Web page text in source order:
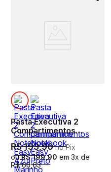
Pasta Executiva 2
Compartimentos
Notebook Easy Azul
Marinho
R$193,90no Pix
ouR$ 199,90 em 3x de
R$ 66,63